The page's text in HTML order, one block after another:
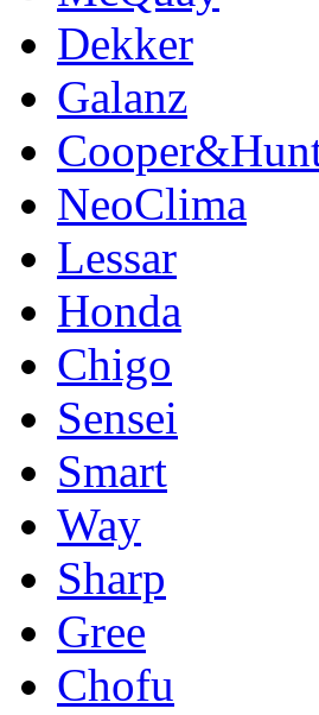
Dekker
Galanz
NeoClima
Lessar
Honda
Chigo
Sensei
Smart
Way
Sharp
Gree
Chofu